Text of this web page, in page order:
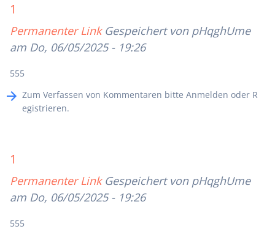
1
Permanenter Link Gespeichert von pHqghUme
am Do, 06/05/2025 - 19:26
555
Zum Verfassen von Kommentaren bitte Anmelden oder R
egistrieren.
1
Permanenter Link Gespeichert von pHqghUme
am Do, 06/05/2025 - 19:26
555